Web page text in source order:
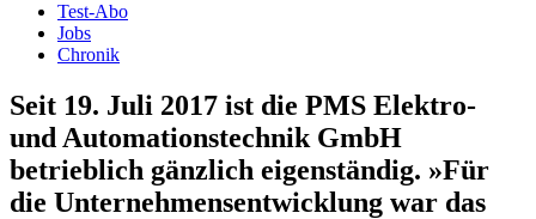
Test-Abo
Jobs
Chronik
Seit 19. Juli 2017 ist die PMS Elektro-
und Automationstechnik GmbH
betrieblich gänzlich eigenständig. »Für
die Unternehmensentwicklung war das